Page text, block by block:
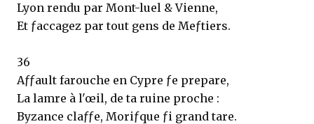
Lyon rendu par Mont-luel & Vienne,
Et ƒaccagez par tout gens de Meƒtiers.
36
Aƒƒault farouche en Cypre ƒe prepare,
La lamre à l'œil, de ta ruine proche :
Byzance claƒƒe, Moriƒque ƒi grand tare.